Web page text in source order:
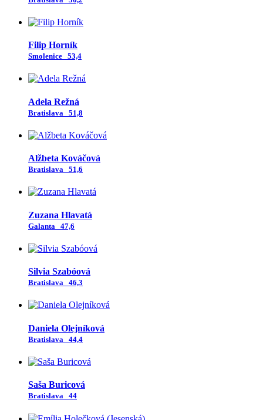
Filip Horník
Smolenice 53,4
Adela Režná
Bratislava 51,8
Alžbeta Kováčová
Bratislava 51,6
Zuzana Hlavatá
Galanta 47,6
Silvia Szabóová
Bratislava 46,3
Daniela Olejníková
Bratislava 44,4
Saša Buricová
Bratislava 44